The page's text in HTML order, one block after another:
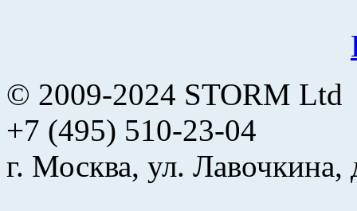
© 2009-2024 STORM Ltd
+7 (495) 510-23-04
г. Москва, ул.